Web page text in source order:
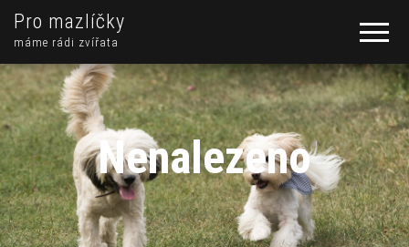
Pro mazlíčky
máme rádi zvířata
Nenalezeno